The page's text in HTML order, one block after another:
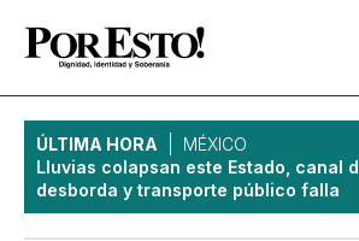
ÚLTIMA HORA
MÉXICO
Lluvias colapsan este Estado, canal
desborda y transporte público falla